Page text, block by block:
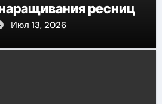
ресниц
Июл 13, 2026